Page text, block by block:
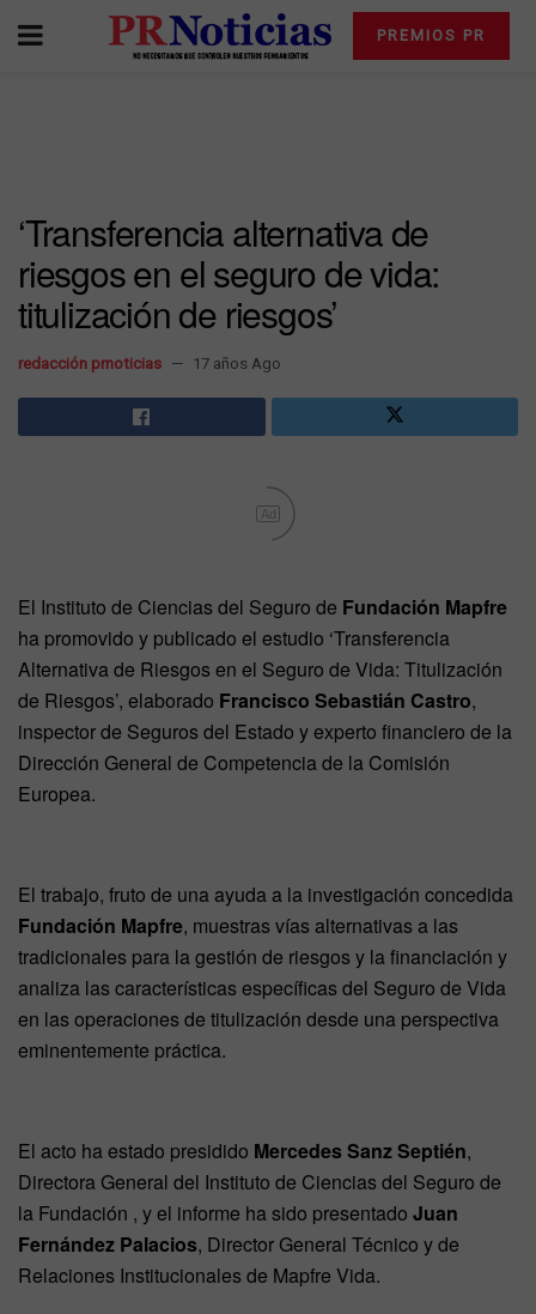
PREMIOS PR
‘Transferencia alternativa de
riesgos en el seguro de vida:
titulización de riesgos’
redacción prnoticias 17 años Ago
Ad
El Instituto de Ciencias del Seguro de Fundación Mapfre
ha promovido y publicado el estudio ‘Transferencia
Alternativa de Riesgos en el Seguro de Vida: Titulización
de Riesgos’, elaborado Francisco Sebastián Castro,
inspector de Seguros del Estado y experto financiero de la
Dirección General de Competencia de la Comisión
Europea.
El trabajo, fruto de una ayuda a la investigación concedida
Fundación Mapfre, muestras vías alternativas a las
tradicionales para la gestión de riesgos y la financiación y
analiza las características específicas del Seguro de Vida
en las operaciones de titulización desde una perspectiva
eminentemente práctica.
El acto ha estado presidido Mercedes Sanz Septién,
Directora General del Instituto de Ciencias del Seguro de
la Fundación , y el informe ha sido presentado Juan
Fernández Palacios, Director General Técnico y de
Relaciones Institucionales de Mapfre Vida.